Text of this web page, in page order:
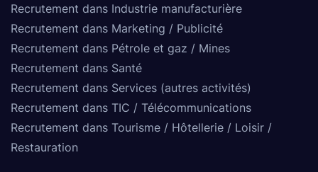
Recrutement dans Industrie manufacturière
Recrutement dans Marketing / Publicité
Recrutement dans Pétrole et gaz / Mines
Recrutement dans Santé
Recrutement dans Services (autres activités)
Recrutement dans TIC / Télécommunications
Recrutement dans Tourisme / Hôtellerie / Loisir /
Restauration